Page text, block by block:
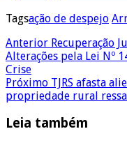
Tagsação de despejo
Anterior Recuperação
Alterações pela Lei Nº
Crise
Próximo TJRS afasta
propriedade rural
Leia também